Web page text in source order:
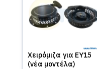
Χειρόμιζα για EY15
(νέα μοντέλα)